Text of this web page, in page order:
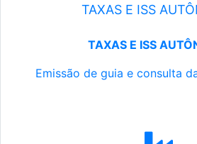
TAXAS E ISS
TAXAS E ISS
Emissão de guia e consulta